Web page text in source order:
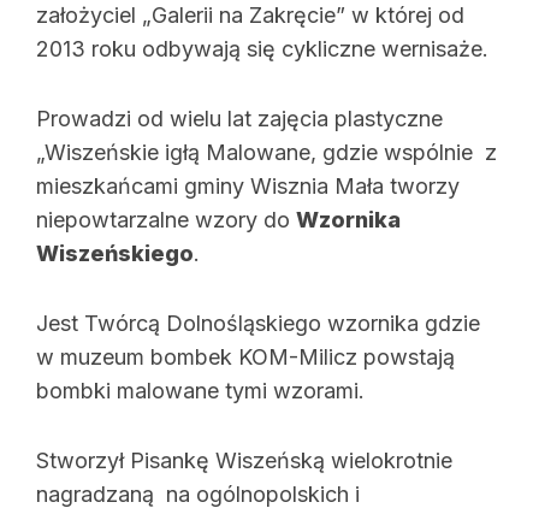
założyciel „Galerii na Zakręcie” w której od
2013 roku odbywają się cykliczne wernisaże.
Prowadzi od wielu lat zajęcia plastyczne
„Wiszeńskie igłą Malowane, gdzie wspólnie z
mieszkańcami gminy Wisznia Mała tworzy
niepowtarzalne wzory do Wzornika
Wiszeńskiego.
Jest Twórcą Dolnośląskiego wzornika gdzie
w muzeum bombek KOM-Milicz powstają
bombki malowane tymi wzorami.
Stworzył Pisankę Wiszeńską wielokrotnie
nagradzaną na ogólnopolskich i